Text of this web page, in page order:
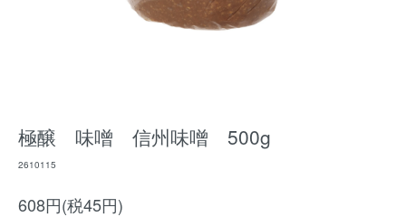
極醸 味噌 信州味噌 500g
2610115
608円(税45円)